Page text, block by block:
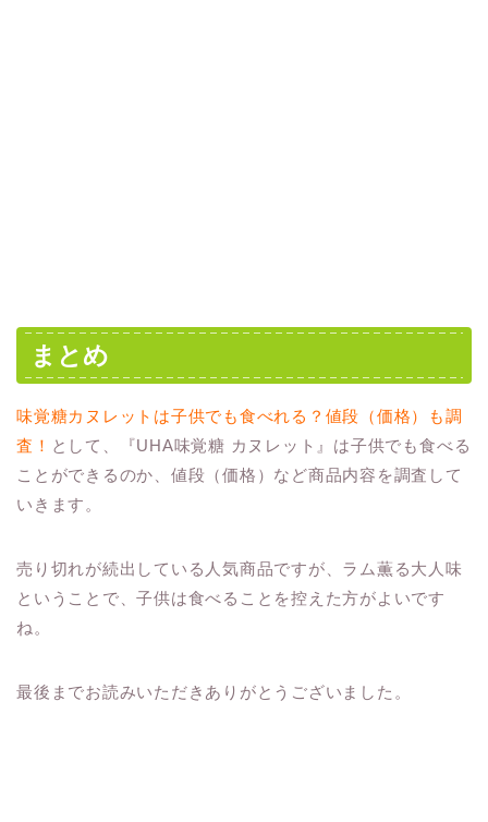
まとめ
味覚糖カヌレットは子供でも食べれる？値段（価格）も調
査！ として、『UHA味覚糖 カヌレット』は子供でも食べる
ことができるのか、値段（価格）など商品内容を調査して
いきます。
売り切れが続出している人気商品ですが、ラム薫る大人味
ということで、子供は食べることを控えた方がよいです
ね。
最後までお読みいただきありがとうございました。